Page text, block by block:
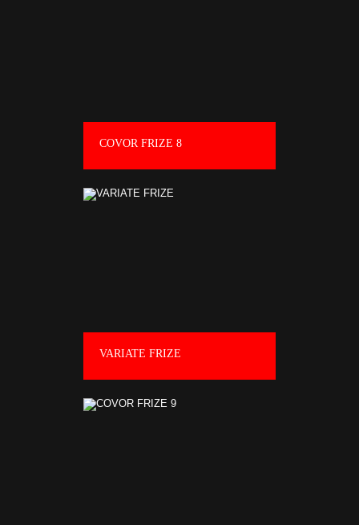
COVOR FRIZE 8
VARIATE FRIZE